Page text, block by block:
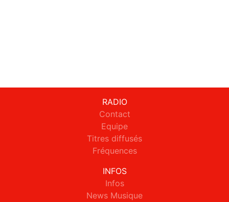
RADIO
Contact
Equipe
Titres diffusés
Fréquences
INFOS
Infos
News Musique